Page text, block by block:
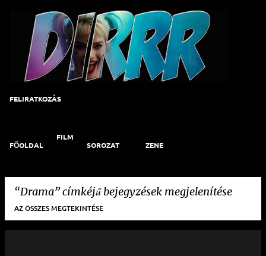
Ugrás a fő tartalomra
FELIRATKOZÁS
FŐOLDAL
FILM
SOROZAT
ZENE
Drama címkéjű bejegyzések megjelenítése
AZ ÖSSZES MEGTEKINTÉSE